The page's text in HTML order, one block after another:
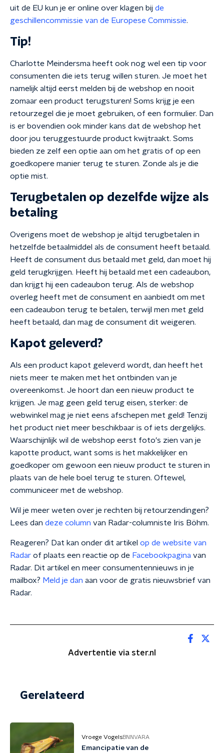
uit de EU kun je er online over klagen bij de
geschillencommissie van de Europese Commissie.
Tip!
Charlotte Meindersma heeft ook nog wel een tip voor
consumenten die iets terug willen sturen. Je moet het
namelijk altijd eerst melden bij de webshop en nooit
zomaar een product terugsturen! Soms krijg je een
retourzegel die je moet gebruiken, of een formulier. Dan
is er bovendien ook minder kans dat de webshop het
door jou teruggestuurde product kwijtraakt. Soms
bieden ze zelf een optie aan om het gratis of op een
goedkopere manier terug te sturen. Zonde als je die
optie mist.
Terugbetalen op dezelfde wijze als
betaling
Overigens moet de webshop je altijd terugbetalen in
hetzelfde betaalmiddel als de consument heeft betaald.
Heeft de consument dus betaald met geld, dan moet hij
geld terugkrijgen. Heeft hij betaald met een cadeaubon,
dan krijgt hij een cadeaubon terug. Als de webshop
overleg heeft met de consument en aanbiedt om met
een cadeaubon terug te betalen, terwijl men met geld
heeft betaald, dan mag de consument dit weigeren.
Kapot geleverd?
Als een product kapot geleverd wordt, dan heeft het
niets meer te maken met het ontbinden van je
overeenkomst. Je hoort dan een nieuw product te
krijgen. Je mag geen geld terug eisen, sterker: de
webwinkel mag je niet eens afschepen met geld! Tenzij
het product niet meer beschikbaar is of iets dergelijks.
Waarschijnlijk wil de webshop eerst foto's zien van je
kapotte product, want soms is het makkelijker en
goedkoper om gewoon een nieuw product te sturen in
plaats van de hele boel terug te sturen. Oftewel,
communiceer met de webshop.
Wil je meer weten over je rechten bij retourzendingen?
Lees dan deze column van Radar-columniste Iris Böhm.
Reageren? Dat kan onder dit artikel op de website van
Radar of plaats een reactie op de Facebookpagina van
Radar. Dit artikel en meer consumentennieuws in je
mailbox? Meld je dan aan voor de gratis nieuwsbrief van
Radar.
Advertentie via ster.nl
Gerelateerd
Vroege VogelsBNNVARA
Emancipatie van de